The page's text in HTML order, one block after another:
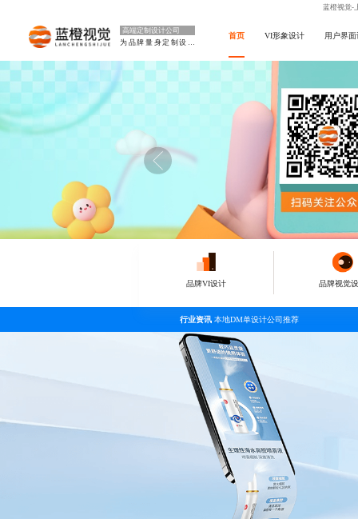
蓝橙视觉-
高端定制设计公司
为品牌量身定制设计
首页 VI形象设计 用户界面
品牌VI设计 品牌视觉
行业资讯 本地DM单设计公司推荐